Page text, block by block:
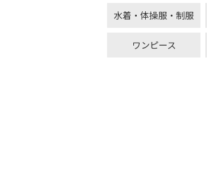
水着・体操服・制服
ワンピース